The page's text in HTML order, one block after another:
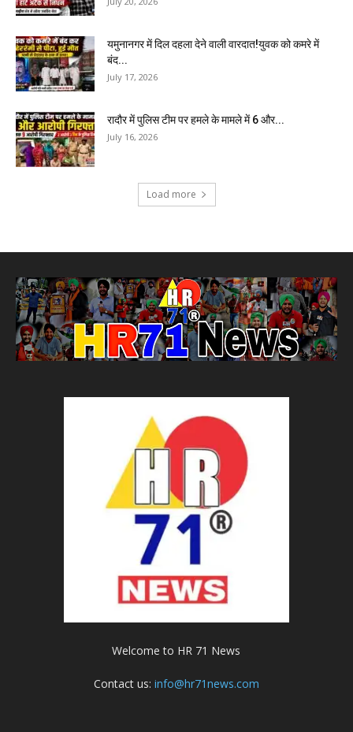
यमुनानगर में दिल दहला देने वाली वारदात!युवक को कमरे में
बंद...
July 17, 2026
रादौर में पुलिस टीम पर हमले के मामले में 6 और...
July 16, 2026
Load more
Welcome to HR 71 News
Contact us: info@hr71news.com